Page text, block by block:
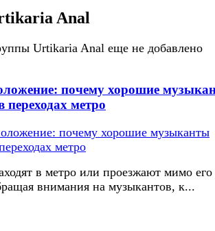
Anal
Urtikaria Anal еще не добавлено
почему хорошие
переходах метро
в метро или проезжают мимо его
внимания на музыкантов, к...